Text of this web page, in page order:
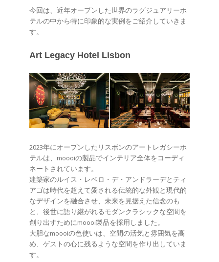
今回は、近年オープンした世界のラグジュアリーホ
テルの中から特に印象的な実例をご紹介していきま
す。
Art Legacy Hotel Lisbon
2023年にオープンしたリスボンのアートレガシーホ
テルは、moooiの製品でインテリア全体をコーディ
ネートされています。
建築家のルイス・レベロ・デ・アンドラーデとティ
アゴは時代を超えて愛される伝統的な外観と現代的
なデザインを融合させ、未来を見据えた信念のも
と、後世に語り継がれるモダンクラシックな空間を
創り出すためにmoooi製品を採用しました。
大胆なmoooiの色使いは、空間の活気と雰囲気を高
め、ゲストの心に残るような空間を作り出していま
す。